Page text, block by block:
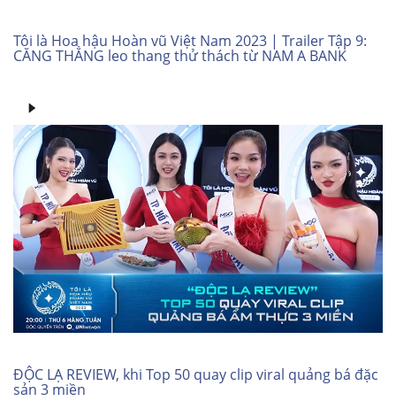
Tôi là Hoa hậu Hoàn vũ Việt Nam 2023 | Trailer Tập 9:
CĂNG THẲNG leo thang thử thách từ NAM A BANK
ĐỘC LẠ REVIEW, khi Top 50 quay clip viral quảng bá đặc
sản 3 miền